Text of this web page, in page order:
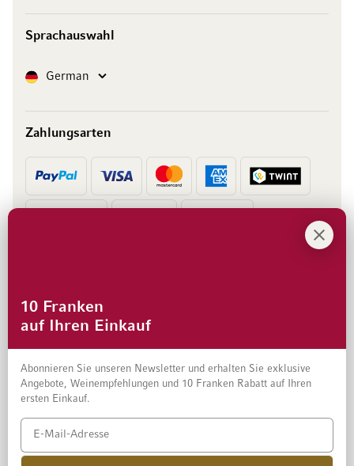
Sprachauswahl
SpracheGerman
Zahlungsarten
Datenschutz und Disclaimer
10 Franken
auf Ihren Einkauf
Abonnieren Sie unseren Newsletter und erhalten Sie exklusive
Angebote, Weinempfehlungen und 10 Franken Rabatt auf Ihren
ersten Einkauf.